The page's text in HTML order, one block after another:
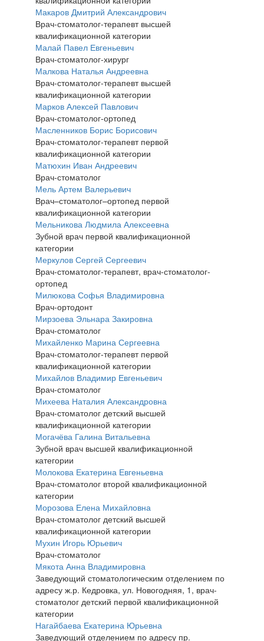
Макаров Дмитрий Александрович
Врач-стоматолог-терапевт высшей
квалификационной категории
Малай Павел Евгеньевич
Врач-стоматолог-хирург
Малкова Наталья Андреевна
Врач-стоматолог-терапевт высшей
квалификационной категории
Марков Алексей Павлович
Врач-стоматолог-ортопед
Масленников Борис Борисович
Врач-стоматолог-терапевт первой
квалификационной категории
Матюхин Иван Андреевич
Врач-стоматолог
Мель Артем Валерьевич
Врач–стоматолог–ортопед первой
квалификационной категории
Мельникова Людмила Алексеевна
Зубной врач первой квалификационной
категории
Меркулов Сергей Сергеевич
Врач-стоматолог-терапевт, врач-стоматолог-
ортопед
Милюкова Софья Владимировна
Врач-ортодонт
Мирзоева Эльнара Закировна
Врач-стоматолог
Михайленко Марина Сергеевна
Врач-стоматолог-терапевт первой
квалификационной категории
Михайлов Владимир Евгеньевич
Врач-стоматолог
Михеева Наталия Александровна
Врач-стоматолог детский высшей
квалификационной категории
Могачёва Галина Витальевна
Зубной врач высшей квалификационной
категории
Молокова Екатерина Евгеньевна
Врач-стоматолог второй квалификационной
категории
Морозова Елена Михайловна
Врач-стоматолог детский высшей
квалификационной категории
Мухин Игорь Юрьевич
Врач-стоматолог
Мякота Анна Владимировна
Заведующий стоматологическим отделением по
адресу ж.р. Кедровка, ул. Новогодняя, 1, врач-
стоматолог детский первой квалификационной
категории
Нагайбаева Екатерина Юрьевна
Заведующий отделением по адресу пр.